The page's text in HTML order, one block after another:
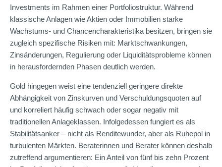
Investments im Rahmen einer Portfoliostruktur. Während
klassische Anlagen wie Aktien oder Immobilien starke
Wachstums- und Chancencharakteristika besitzen, bringen sie
zugleich spezifische Risiken mit: Marktschwankungen,
Zinsänderungen, Regulierung oder Liquiditätsprobleme können
in herausfordernden Phasen deutlich werden.
Gold hingegen weist eine tendenziell geringere direkte
Abhängigkeit von Zinskurven und Verschuldungsquoten auf
und korreliert häufig schwach oder sogar negativ mit
traditionellen Anlageklassen. Infolgedessen fungiert es als
Stabilitätsanker – nicht als Renditewunder, aber als Ruhepol in
turbulenten Märkten. Beraterinnen und Berater können deshalb
zutreffend argumentieren: Ein Anteil von fünf bis zehn Prozent